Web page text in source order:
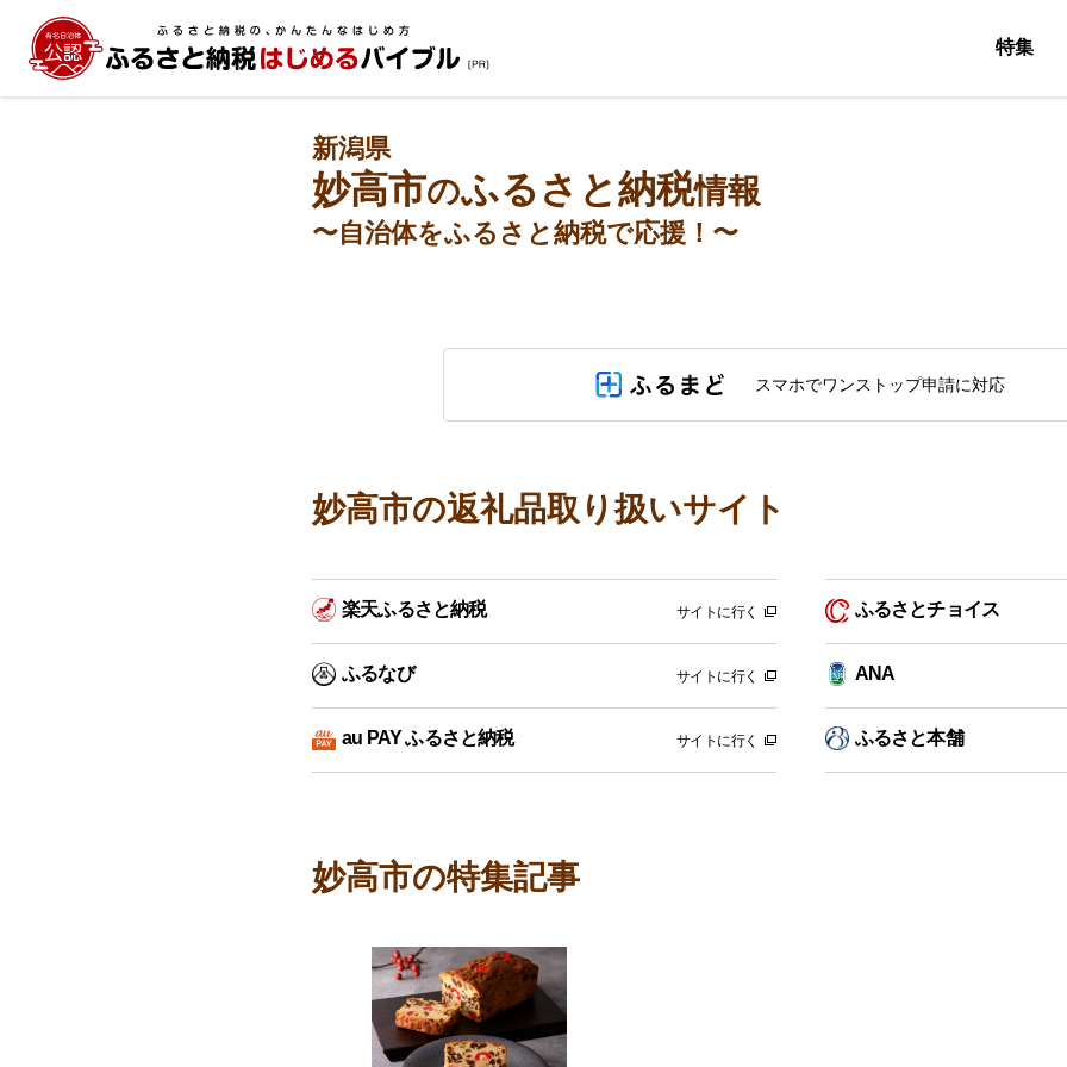
特集
新潟県
妙高市のふるさと納税情報
〜自治体をふるさと納税で応援！〜
スマホでワンストップ申請に対応
妙高市の返礼品取り扱いサイト
楽天ふるさと納税 サイトに行く ふるさとチョイス
ふるなび サイトに行く ANA
au PAY ふるさと納税 サイトに行く ふるさと本舗
妙高市の特集記事